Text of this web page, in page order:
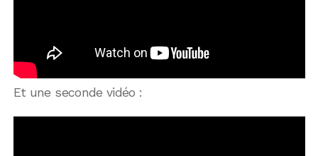
Et une seconde vidéo :